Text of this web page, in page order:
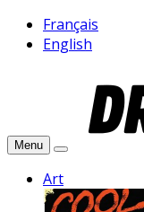
Français
English
Menu
Art